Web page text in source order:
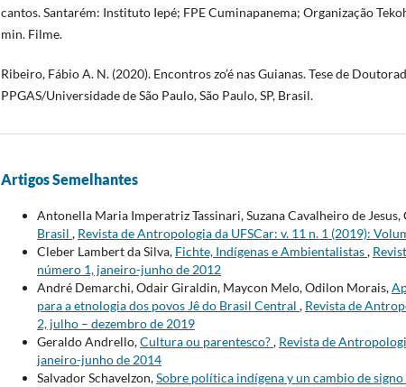
cantos. Santarém: Instituto Iepé; FPE Cuminapanema; Organização
min. Filme.
Ribeiro, Fábio A. N. (2020). Encontros zo’é nas Guianas. Tese de
PPGAS/Universidade de São Paulo, São Paulo, SP, Brasil.
Artigos Semelhantes
Antonella Maria Imperatriz Tassinari, Suzana Cavalheiro de Jesus,
Brasil , Revista de Antropologia da UFSCar: v. 11 n. 1 (2019):
Cleber Lambert da Silva, Fichte, Indígenas e Ambientalistas,
número 1, janeiro-junho de 2012
André Demarchi, Odair Giraldin, Maycon Melo, Odilon Morais,
para a etnologia dos povos Jê do Brasil Central , Revista de
2, julho – dezembro de 2019
Geraldo Andrello,Cultura ou parentesco?, Revista de
janeiro-junho de 2014
Salvador Schavelzon,Sobre política indígena y un cambio de